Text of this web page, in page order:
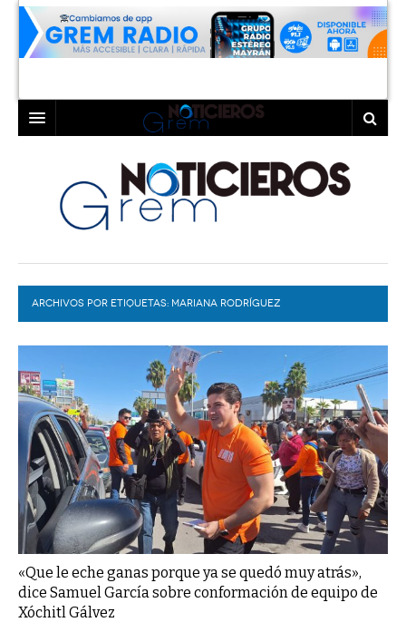
LAGUNA
TORREÓN
GÓMEZ PALACIO
LERDO
COAHUILA
DURANGO
DEPORTES
EXA
EL EXACTO
EXA INFORMA
GLOBO
CONTEXTOS
TRAYECTO LAGUNA
A MEDIA MAÑANA
A TODA LEY
ENTRE LAGUNEROS
DIÁLOGOS CON LA HISTORIA
TWEETS AND BEATS
LA MEJOR 97.1 ESTÉREO GALLITO
ACTUALIDADES GREM
PULSO
COLABORADORES
PC29
ACTUALIDADES GREM
ARCHIVOS POR ETIQUETAS: MARIANA RODRÍGUEZ
«Que le eche ganas porque ya se quedó muy atrás»,
dice Samuel García sobre conformación de equipo de
Xóchitl Gálvez